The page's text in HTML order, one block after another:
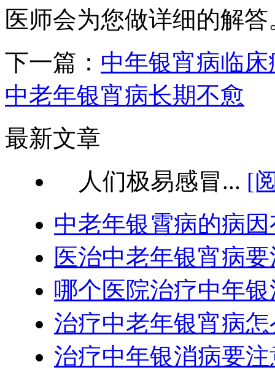
医师会为您做详细的解答
下一篇： 中年银宵病临
中老年银宵病长期不愈
最新文章
人们极易感冒... [
中老年银霄病的病
医治中老年银宵病
哪个医院治疗中年
治疗中老年银宵病
治疗中年银消病要